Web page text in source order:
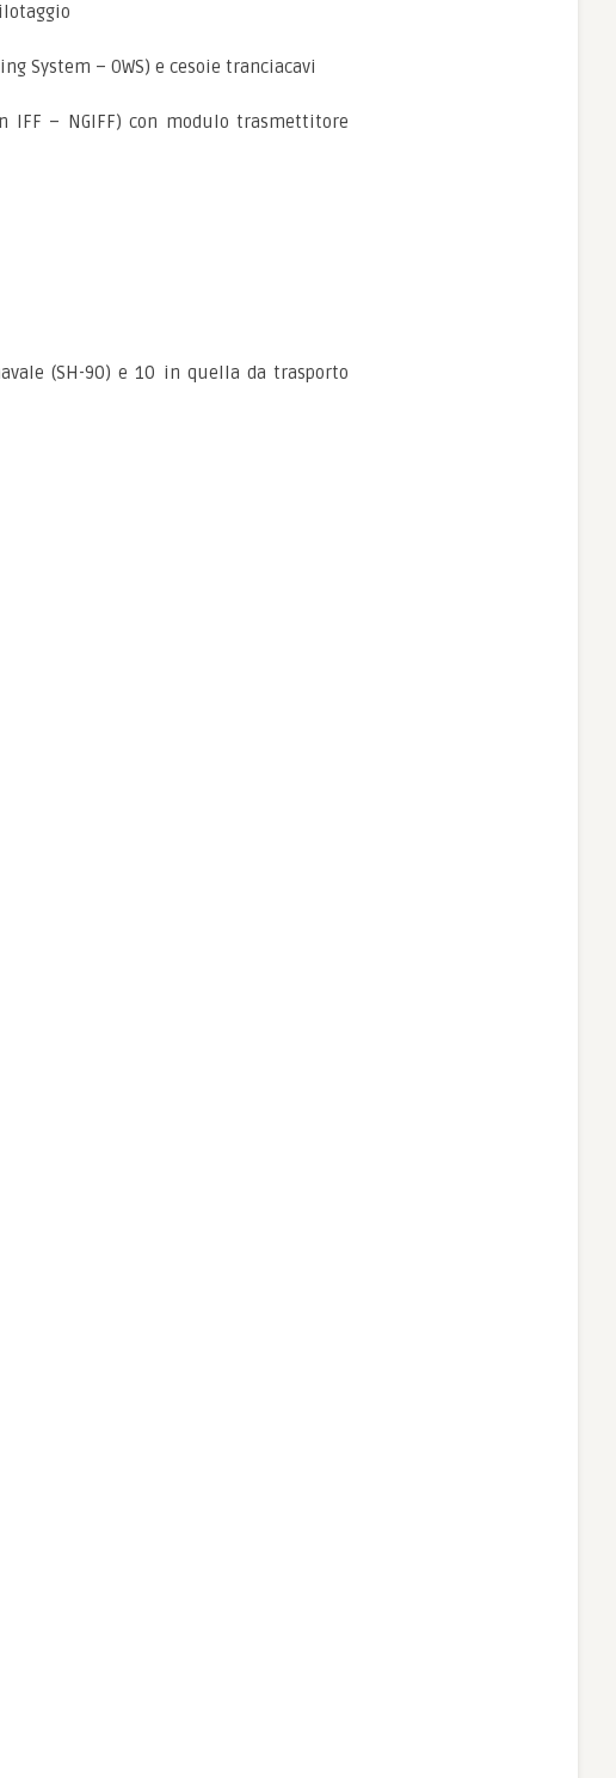
System – OWS) e cesoie tranciacavi
IFF – NGIFF) con modulo trasmettitore
(SH-90) e 10 in quella da trasporto